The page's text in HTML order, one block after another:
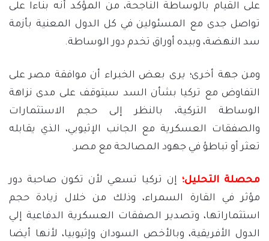
على القيام بالوساطة الناجحة، من المؤكد أنه بناءا على
تواصل جدى مع المسئولين في كل الدول المعنية بأزمة
سد النهضة، وبيده أوراق تخدم دور الوساطة.
ومن جهة أخرى؛ يرى بعض الخبراء أن موافقة مصر على
التفاوض مع تركيا بشأن السد سيتوقف على مدى نزاهة
الوساطة التركية، بالنظر إلى حجم الاستثمارات
والصفقات العسكرية مع الجانب الإثيوبي، الذي يقابله
تعثر أو تباطؤ في جهود المصالحة مع مصر.
محصلة التحليل؛ إن تركيا تسعي لأن تكون صاحبة دور
مؤثر في القارة السمراء، وذلك من خلال زيادة حجم
استثماراتها، وتصدير الصفقات العسكرية الدفاعية إلي
الدول الأفريقية، وبالأخص السودان وإثيوبيا، لأنها أيضا